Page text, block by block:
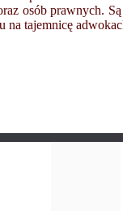
osób prawnych.
na tajemnicę